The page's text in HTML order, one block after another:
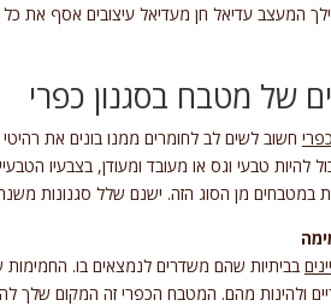
המעצב עדיאל חן מעדיאל עיצובים אסף את כל
של מטבח בסגנון כפרי
חשוב לשים לב לחומרים ממנו בונים את
להיות טבעי וגס או מעובד ומעודן, בצבעיו
במטבחים מן הסוג הזה. ישנם שלל סגנונות
בביתיות שהם משדרים לנמצאים בו. החמימות
ולהינות מהם. המטבח הכפרי זה המקום שלך